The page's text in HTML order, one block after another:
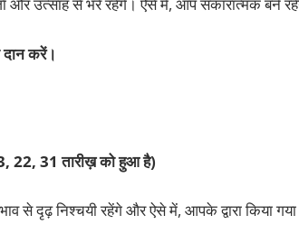
और उत्साह से भरे रहेंगे। ऐसे में, आप सकारात्मक बने
दान करें।
22, 31 तारीख़ को हुआ है)
से दृढ़ निश्चयी रहेंगे और ऐसे में, आपके द्वारा किया